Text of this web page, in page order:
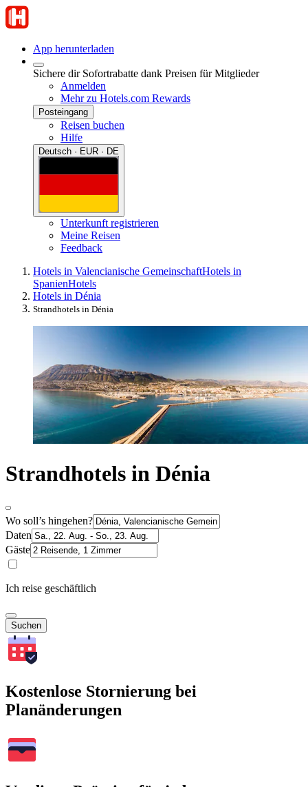
App herunterladen
Sichere dir Sofortrabatte dank Preisen für Mitglieder
Anmelden
Mehr zu Hotels.com Rewards
Posteingang
Reisen buchen
Hilfe
Deutsch · EUR · DE
Unterkunft registrieren
Meine Reisen
Feedback
Hotels in Valencianische GemeinschaftHotels in
SpanienHotels
Hotels in Dénia
Strandhotels in Dénia
Strandhotels in Dénia
Wo soll’s hingehen?
Daten
Gäste
Ich reise geschäftlich
Suchen
Kostenlose Stornierung bei
Planänderungen